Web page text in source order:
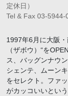
定休日）
Tel & Fax 03-5944-
1997年6月に大阪
（ザボウ）“を
ス、バッグンナウ
シェンテ、ムーン
をセレクト。ファ
がカッコいいとい